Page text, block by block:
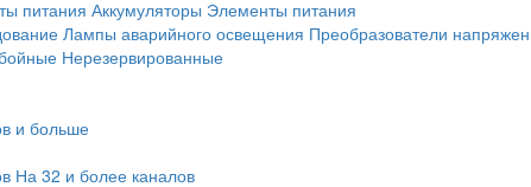
питания Аккумуляторы Элементы питания
Лампы аварийного освещения Преобразователи
Нерезервированные
и больше
На 32 и более каналов